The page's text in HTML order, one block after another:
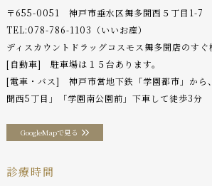
〒655-0051 神戸市垂水区舞多聞西５丁目1-7
TEL:078-786-1103 （いいお産）
ディスカウントドラッグコスモス舞多聞店のすぐ
[自動車] 駐車場は１５台あります。
[電車・バス] 神戸市営地下鉄「学園都市」から
聞西5丁目」「学園南公園前」下車して徒歩3分
GoogleMapで見る
診療時間